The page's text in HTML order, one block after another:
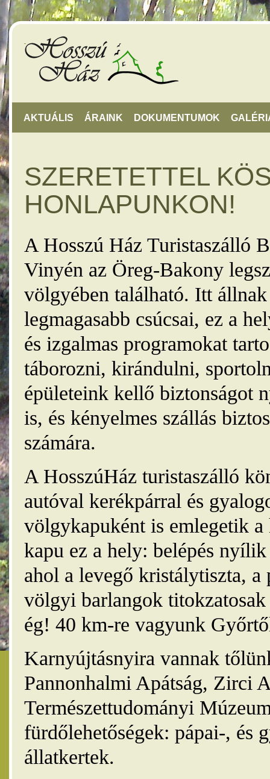
AKTUÁLIS ÁRAINK DOKUMENTUMOK
SZERETETTEL
HONLAPUNKON!
A Hosszú Ház Turistaszálló
Vinyén az Öreg-Bakony
völgyében található. Itt
legmagasabb csúcsai, ez a
és izgalmas programokat
táborozni, kirándulni,
épületeink kellő biztonságot
is, és kényelmes szállás
számára.
A HosszúHáz turistaszálló
autóval kerékpárral és
völgykapuként is emlegetik
kapu ez a hely: belépés
ahol a levegő kristálytiszta, a
völgyi barlangok
ég! 40 km-re vagyunk
Karnyújtásnyira vannak
Pannonhalmi Apátság, Zirci
Természettudományi
fürdőlehetőségek: pápai-, és
állatkertek.